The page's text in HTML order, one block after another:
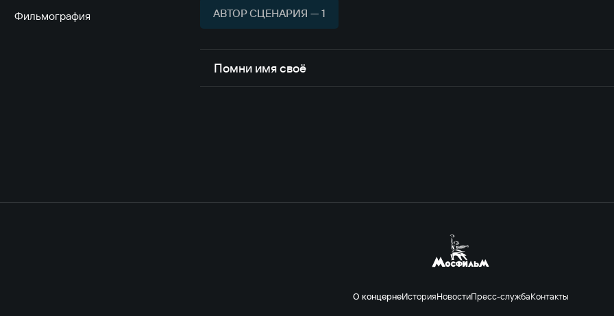
Фильмография АВТОР СЦЕНАРИЯ — 1
Помни имя своё
О концернеИсторияНовостиПресс-службаКонтакты